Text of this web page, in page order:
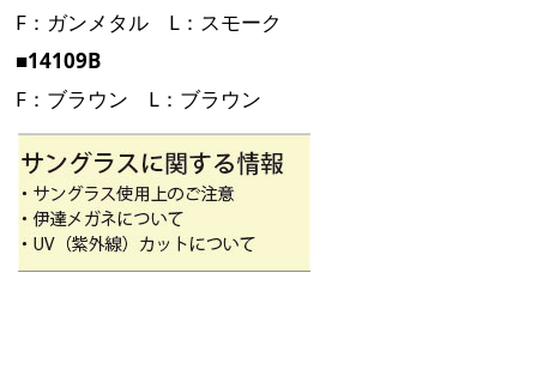
F：ガンメタル L：スモーク
■14109B
F：ブラウン L：ブラウン